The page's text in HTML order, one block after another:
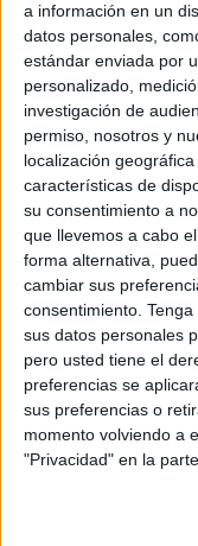
a información en un
datos personales,
estándar enviada por
personalizado,
investigación de
permiso, nosotros y
localización
características de
su consentimiento a
que llevemos a cabo
forma alternativa,
cambiar sus
consentimiento.
sus datos personales
pero usted tiene el
preferencias se
sus preferencias o
momento volviendo a
"Privacidad" en la
Guardias Civiles de
han detenido a una
litros defertilizantes
como presunto
Los hechos
puerto de Tarifa
las funciones de
hacia Tánger (norte
que levantó las
Tras realizar la
civileshallaron en
importante cantidad
fitosanitarios cuyo
cultivo de